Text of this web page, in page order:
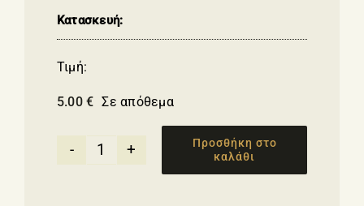
Κατασκευή:
Τιμή:
5.00€ Σε απόθεμα
Μαγνητάκι-
Προσθήκη στο
καλάθι